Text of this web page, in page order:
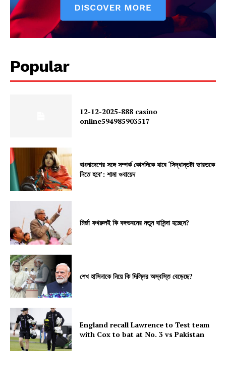
Popular
12-12-2025-888 casino
online594985903517
বাংলাদেশের সঙ্গে সম্পর্ক কোনদিকে যাবে ‘সিদ্ধান্তটা ভারতকে
নিতে হবে’: শামা ওবায়েদ
মির্জা ফখরুলই কি বঙ্গভবনের নতুন বাসিন্দা হচ্ছেন?
শেখ হাসিনাকে নিয়ে কি দিল্লির অস্বস্তি বেড়েছে?
England recall Lawrence to Test team
with Cox to bat at No. 3 vs Pakistan